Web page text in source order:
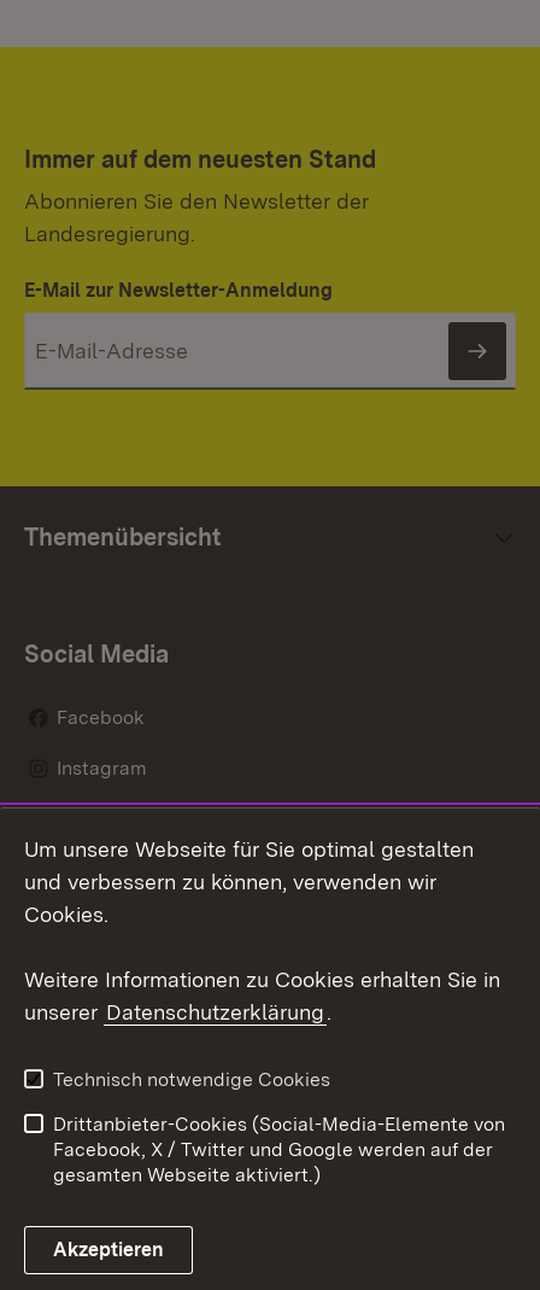
Immer auf dem neuesten Stand
Abonnieren Sie den Newsletter der
Landesregierung.
E-Mail zur Newsletter-Anmeldung
Themenübersicht
Social Media
Facebook
Instagram
Mastodon
Youtube
Link zum Landesportal
Kontakt
Datenschutz
Barrierefreiheit
Impressum Cookies
Um unsere Webseite für Sie optimal gestalten
und verbessern zu können, verwenden wir
Cookies.
Weitere Informationen zu Cookies erhalten Sie in
unserer Datenschutzerklärung.
Technisch notwendige Cookies
Drittanbieter-Cookies (Social-Media-Elemente von
Facebook, X / Twitter und Google werden auf der
gesamten Webseite aktiviert.)
Akzeptieren